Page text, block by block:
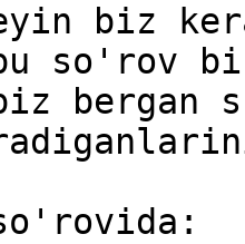
keyin
so'rov
bergan